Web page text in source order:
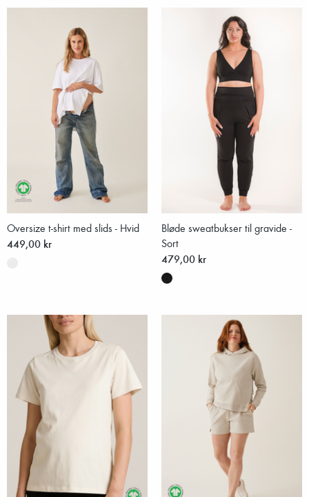
Oversize t-shirt med slids - Hvid
449,00 kr
Bløde sweatbukser til gravide -
Sort
479,00 kr